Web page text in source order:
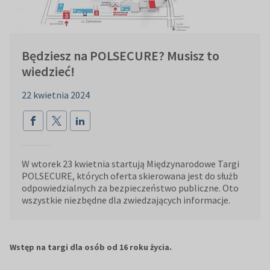
Będziesz na POLSECURE? Musisz to
wiedzieć!
22 kwietnia 2024
W wtorek 23 kwietnia startują Międzynarodowe Targi
POLSECURE, których oferta skierowana jest do służb
odpowiedzialnych za bezpieczeństwo publiczne. Oto
wszystkie niezbędne dla zwiedzających informacje.
Wstęp na targi dla osób od 16 roku życia.